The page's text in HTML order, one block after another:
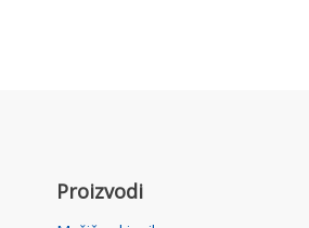
Proizvodi